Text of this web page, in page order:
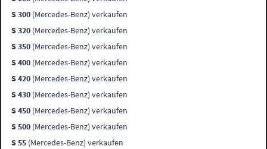
S 300 (Mercedes-Benz) verkaufen
S 320 (Mercedes-Benz) verkaufen
S 350 (Mercedes-Benz) verkaufen
S 400 (Mercedes-Benz) verkaufen
S 420 (Mercedes-Benz) verkaufen
S 430 (Mercedes-Benz) verkaufen
S 450 (Mercedes-Benz) verkaufen
S 500 (Mercedes-Benz) verkaufen
S 55 (Mercedes-Benz) verkaufen